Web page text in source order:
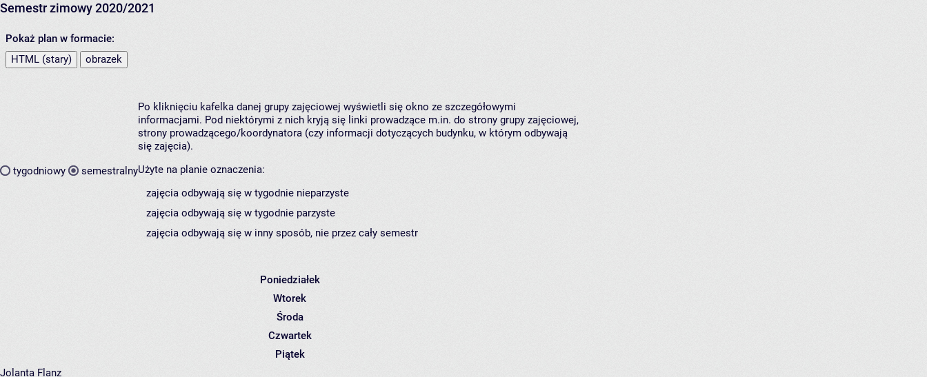
Semestr zimowy 2020/2021
Pokaż plan w formacie:
HTML (stary)
obrazek
tygodniowy semestralny
Po kliknięciu kafelka danej grupy zajęciowej wyświetli się okno ze szczegółowymi
informacjami. Pod niektórymi z nich kryją się linki prowadzące m.in. do strony grupy zajęciowej,
strony prowadzącego/koordynatora (czy informacji dotyczących budynku, w którym odbywają
się zajęcia).
Użyte na planie oznaczenia:
zajęcia odbywają się w tygodnie nieparzyste
zajęcia odbywają się w tygodnie parzyste
zajęcia odbywają się w inny sposób, nie przez cały semestr
Poniedziałek
Wtorek
Środa
Czwartek
Piątek
Jolanta Flanz